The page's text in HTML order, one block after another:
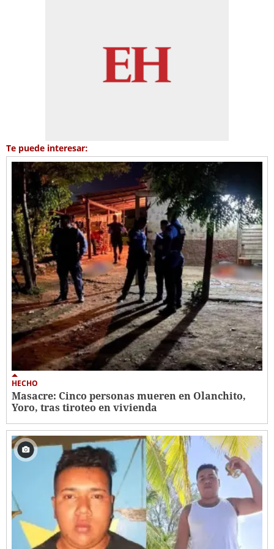
Te puede interesar:
HECHO
Masacre: Cinco personas mueren en Olanchito,
Yoro, tras tiroteo en vivienda